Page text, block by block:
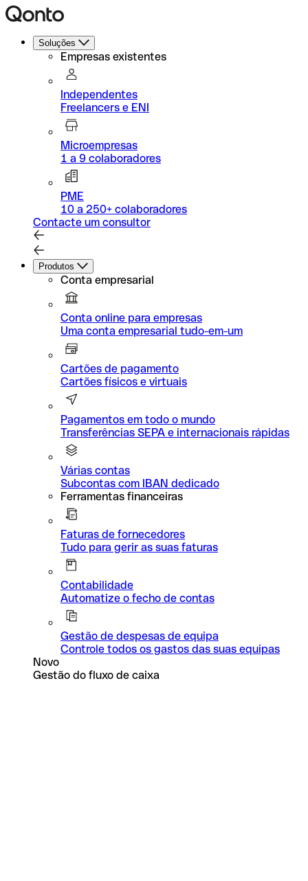
Soluções
Empresas existentes
Independentes
Freelancers e ENI
Microempresas
1 a 9 colaboradores
PME
10 a 250+ colaboradores
Contacte um consultor
Produtos
Conta empresarial
Conta online para empresas
Uma conta empresarial tudo-em-um
Cartões de pagamento
Cartões físicos e virtuais
Pagamentos em todo o mundo
Transferências SEPA e internacionais rápidas
Várias contas
Subcontas com IBAN dedicado
Ferramentas financeiras
Faturas de fornecedores
Tudo para gerir as suas faturas
Contabilidade
Automatize o fecho de contas
Gestão de despesas de equipa
Controle todos os gastos das suas equipas
Novo
Gestão do fluxo de caixa